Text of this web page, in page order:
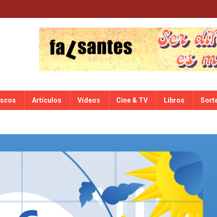
Artículos Vídeos Cine & TV Libros